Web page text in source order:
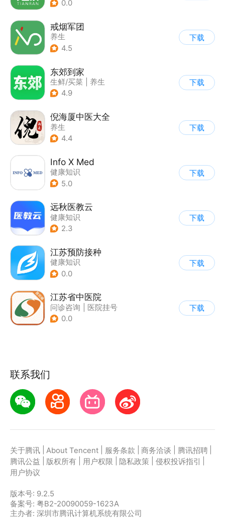
0.0
戒烟军团
养生
4.5
下载
东郊到家
生鲜/买菜
养生
4.9
下载
倪海厦中医大全
养生
4.4
下载
Info X Med
健康知识
5.0
下载
远秋医教云
健康知识
2.3
下载
江苏预防接种
健康知识
0.0
下载
江苏省中医院
问诊咨询
医院挂号
| 养生
0.0
下载
联系我们
关于腾讯 About Tencent 服务条款 商务洽谈 腾讯招聘
腾讯公益
版权所有 用户权限 隐私政策 侵权投诉指引
用户协议
版本号: 9.2.5
备案号: 粤B2-20090059-1623A
主办者: 深圳市腾讯计算机系统有限公司